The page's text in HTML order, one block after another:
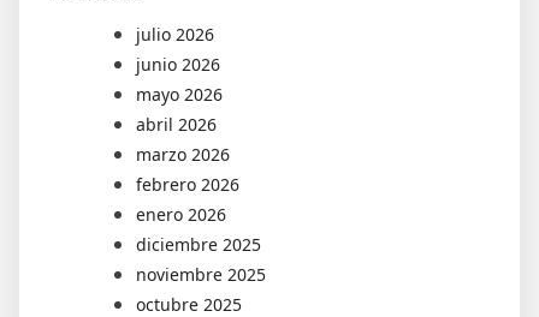
julio 2026
junio 2026
mayo 2026
abril 2026
marzo 2026
febrero 2026
enero 2026
diciembre 2025
noviembre 2025
octubre 2025